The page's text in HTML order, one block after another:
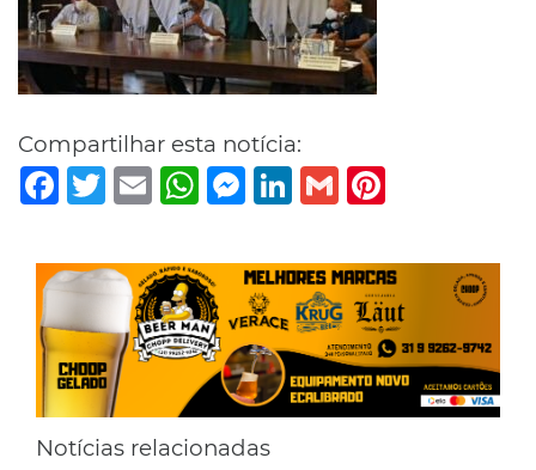
Compartilhar esta notícia:
Facebook
TwitterEmail WhatsAppMessenger
LinkedIn
Gmail
Notícias relacionadas